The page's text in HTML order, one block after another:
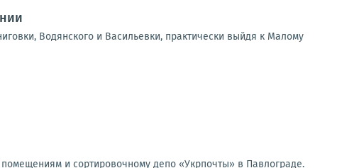
Водянского и Васильевки, практически выйдя к Малому
и сортировочному депо «Укрпочты» в Павлограде.